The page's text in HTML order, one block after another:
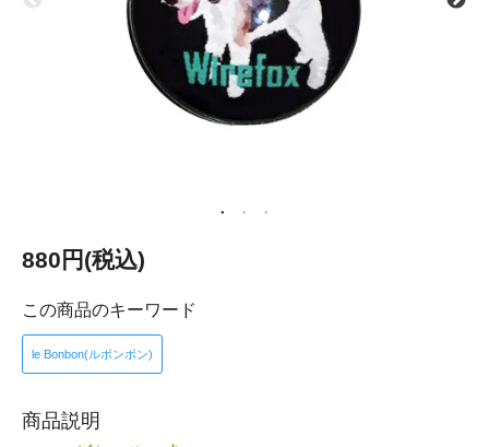
880円(税込)
この商品のキーワード
le Bonbon(ルボンボン)
商品説明